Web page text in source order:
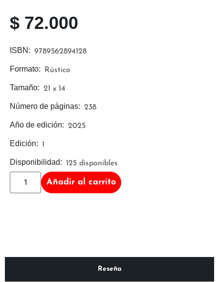
Añadir al carrito
Disponibilidad: 125 disponibles
Edición: 1
Año de edición: 2025
Número de páginas: 238
Tamaño: 21 x 14
Formato: Rústico
ISBN: 9789562894128
$ 72.000
Reseña